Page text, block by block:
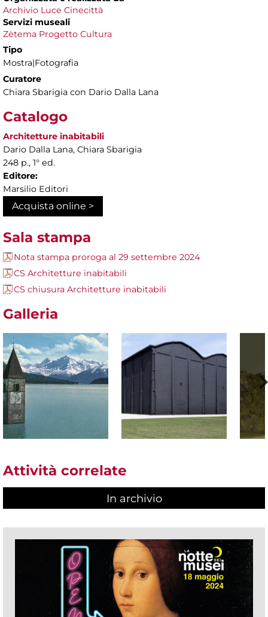
Archivio Luce Cinecittà
Servizi museali
Zètema Progetto Cultura
Tipo
Mostra|Fotografia
Curatore
Chiara Sbarigia con Dario Dalla Lana
Catalogo
Architetture inabitabili
Dario Dalla Lana, Chiara Sbarigia
248 p., 1° ed.
Editore:
Marsilio Editori
Acquista online >
Sala stampa
Nota stampa proroga al 29 settembre 2024
CS Architetture inabitabili
CS chiusura Architetture inabitabili
Galleria
Attività correlate
In archivio